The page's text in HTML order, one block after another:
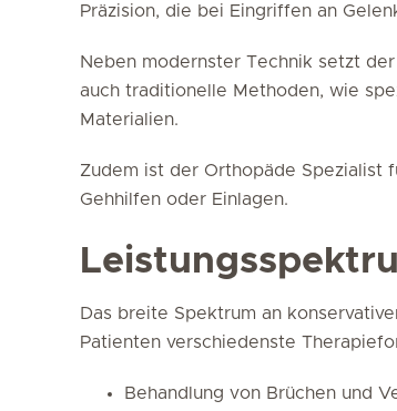
Präzision, die bei Eingriffen an
Neben modernster Technik setzt
auch traditionelle Methoden, wie
Materialien.
Zudem ist der Orthopäde Spezialist
Gehhilfen oder Einlagen.
Das breite Spektrum an
Patienten verschiedenste
Behandlung von Brüchen und